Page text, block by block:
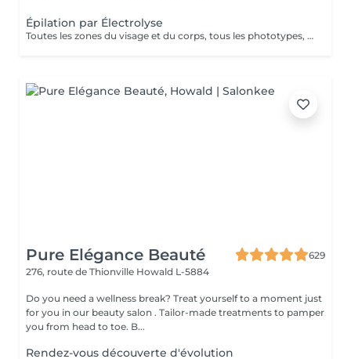
Épilation par Électrolyse
Toutes les zones du visage et du corps, tous les phototypes, tous les types de poils ( couleur, épaisseur, forme ), toute l'année, sans douleur
Pure Elégance Beauté
629
276, route de Thionville Howald L-5884
Do you need a wellness break? Treat yourself to a moment just
for you in our beauty salon . Tailor-made treatments to pamper
you from head to toe. B...
Rendez-vous découverte d'évolution